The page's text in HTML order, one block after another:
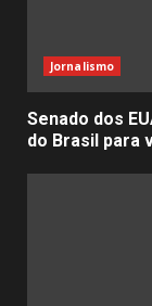
Jornalismo
Senado dos
do Brasil para